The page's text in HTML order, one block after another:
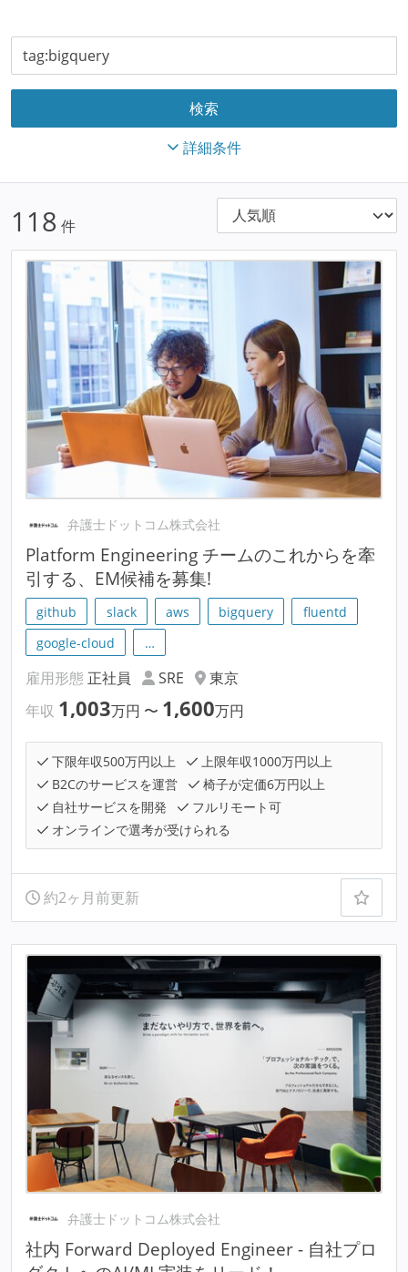
詳細条件
118 件
弁護士ドットコム株式会社
Platform Engineering チームのこれからを牽
引する、EM候補を募集!
github slack aws bigquery
fluentd
google-cloud
…
雇用形態 正社員 SRE
東京
年収 1,003万円 〜 1,600万円
下限年収500万円以上
上限年収1000万円以上
B2Cのサービスを運営
椅子が定価6万円以上
自社サービスを開発
フルリモート可
オンラインで選考が受けられる
約2ヶ月前更新
弁護士ドットコム株式会社
社内 Forward Deployed Engineer - 自社プロ